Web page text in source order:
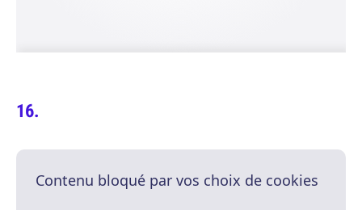
Contenu bloqué par vos choix de cookies